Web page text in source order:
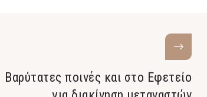
Βαρύτατες ποινές και στο Εφετείο